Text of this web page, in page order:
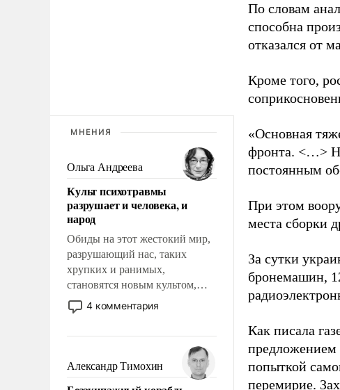
МНЕНИЯ
Ольга Андреева
Культ психотравмы
разрушает и человека, и
народ
Обиды на этот жестокий мир,
разрушающий нас, таких
хрупких и ранимых,
становятся новым культом,
постепенно вытесняя и
отменяя традиционное
мужественным и твердым под
ударами судьбы, брать на себя
ответственность, помогать
4 комментария
Александр Тимохин
По словам
способна
отказался от
Кроме того,
«Основная
фронта. <…>
постоянным
При этом
места сборки
За сутки
бронемашин,
Как писала
предложением
попыткой
перемирие.